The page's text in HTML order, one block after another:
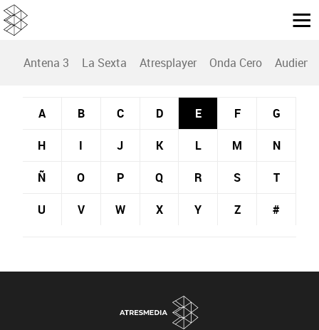
Antena 3 La Sexta Atresplayer Onda Cero
A B C D E F G
H I J K L M N
Ñ O P Q R S T
U V W X Y Z #